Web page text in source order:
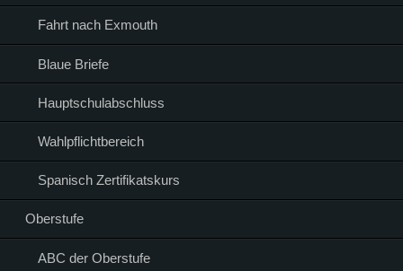
Fahrt nach Exmouth
Blaue Briefe
Hauptschulabschluss
Wahlpflichtbereich
Spanisch Zertifikatskurs
Oberstufe
ABC der Oberstufe